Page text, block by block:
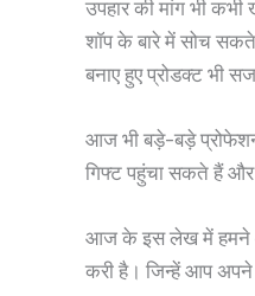
उपहार की मांग भी
शॉप के बारे में सोच
बनाए हुए प्रोडक्ट भी
आज भी बड़े-बड़े
गिफ्ट पहुंचा सकते हैं
आज के इस लेख में हमने
करी है। जिन्हें आप